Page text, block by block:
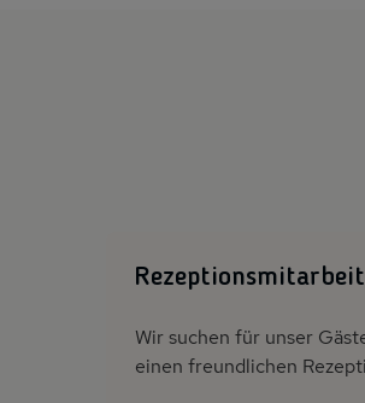
Wir suchen für unser
einen freundlichen